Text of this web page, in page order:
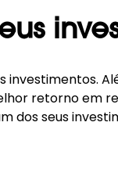
investimentos.
retorno em
dos seus